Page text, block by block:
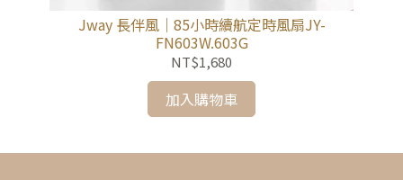
Jway 長伴風｜85小時續航定時風扇JY-
FN603W.603G
NT$1,680
加入購物車